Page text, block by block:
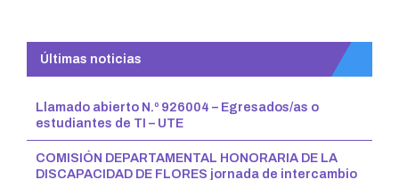
Últimas noticias
Llamado abierto N.º 926004 – Egresados/as o
estudiantes de TI – UTE
COMISIÓN DEPARTAMENTAL HONORARIA DE LA
DISCAPACIDAD DE FLORES jornada de intercambio